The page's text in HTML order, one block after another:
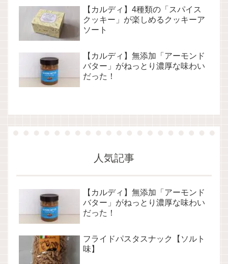
【カルディ】4種類の「スパイス
クッキー」が楽しめるクッキーア
ソート
【カルディ】無添加「アーモンド
バター」がねっとり濃厚な味わい
だった！
人気記事
【カルディ】無添加「アーモンド
バター」がねっとり濃厚な味わい
だった！
フライドパスタスナック【ソルト
味】